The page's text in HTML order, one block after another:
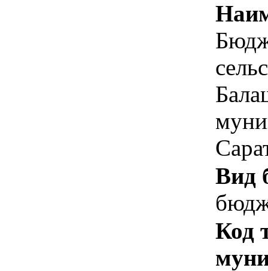
Вид
Код